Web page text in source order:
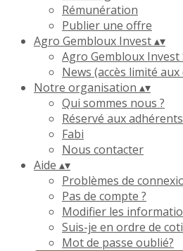
Rémunération
Publier une offre
Agro Gembloux Invest▴▾
Agro Gembloux Invest
News (accès limité
Notre organisation ▴▾
Qui sommes nous ?
Réservé aux adhérents
Fabi
Nous contacter
Aide ▴▾
Problèmes de
Pas de compte ?
Modifier les
Suis-je en ordre de
Mot de passe oublié?